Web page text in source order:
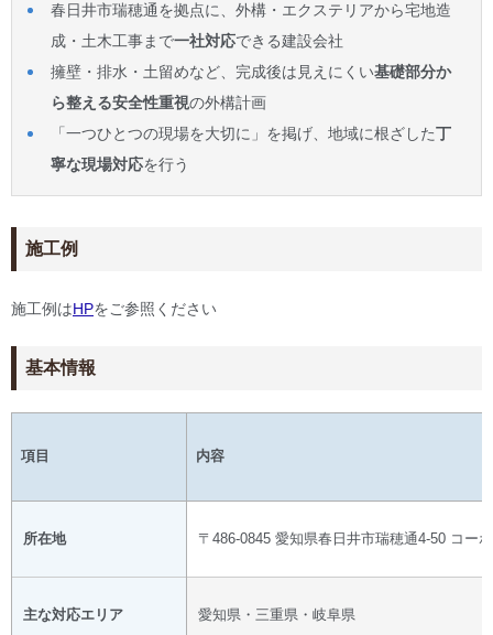
春日井市瑞穂通を拠点に、外構・エクステリアから宅地造
成・土木工事まで一社対応できる建設会社
擁壁・排水・土留めなど、完成後は見えにくい基礎部分か
ら整える安全性重視の外構計画
「一つひとつの現場を大切に」を掲げ、地域に根ざした丁
寧な現場対応を行う
施工例
施工例はHPをご参照ください
基本情報
項目 内容
所在地 〒486-0845 愛知県春日井市瑞穂通4-50 コー
主な対応エリア 愛知県・三重県・岐阜県